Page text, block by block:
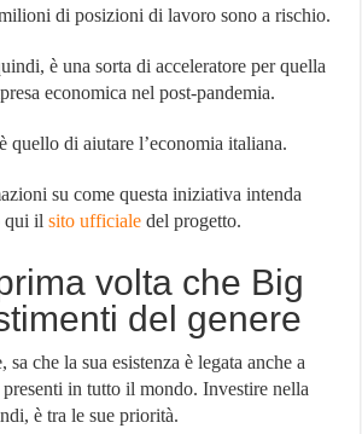
di posizioni di lavoro sono a rischio.
è una sorta di acceleratore per quella
economica nel post-pandemia.
quello di aiutare l’economia italiana.
su come questa iniziativa intenda
qui ilsito ufficiale del progetto.
volta che Big
del genere
che la sua esistenza è legata anche a
in tutto il mondo. Investire nella
è tra le sue priorità.